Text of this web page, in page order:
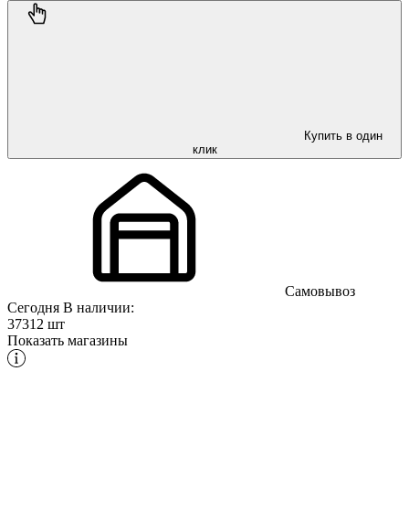
Купить в один
клик
Самовывоз
Сегодня В наличии:
37312 шт
Показать магазины